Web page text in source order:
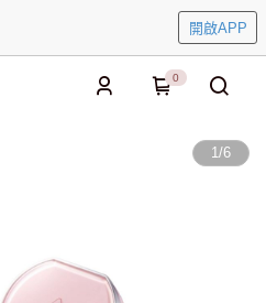
開啟APP
0
1/6